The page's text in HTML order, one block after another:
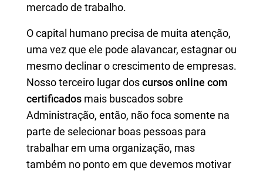
mercado de trabalho.
O capital humano precisa de muita atenção,
uma vez que ele pode alavancar, estagnar ou
mesmo declinar o crescimento de empresas.
Nosso terceiro lugar doscursos online com
certificados mais buscados sobre
Administração, então, não foca somente na
parte de selecionar boas pessoas para
trabalhar em uma organização, mas
também no ponto em que devemos motivar